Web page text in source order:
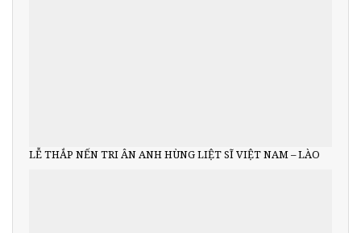
LỄ THẮP NẾN TRI ÂN ANH HÙNG LIỆT SĨ VIỆT NAM – LÀO